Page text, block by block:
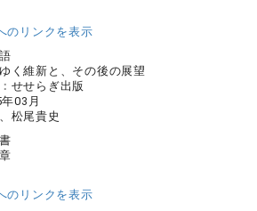
のリンクを表示
く維新と、その後の展望
せせらぎ出版
03月
松尾貴史
のリンクを表示